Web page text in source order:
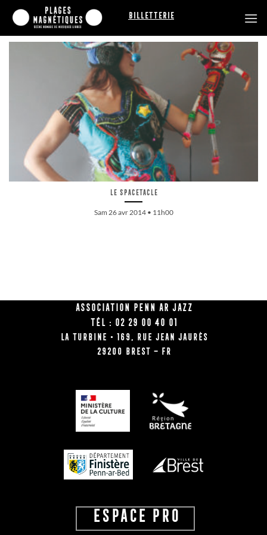
Passer
contenu
Billetterie
Le Spacetacle
Sam 26 avr 2014 • 11h00
Association Penn Ar Jazz
Tél : 02 29 00 40 01
La Turbine • 169, rue Jean Jaurès
29200 BREST – FR
ESPACE PRO